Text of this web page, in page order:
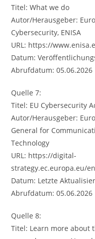
Titel: What we do
Autor/Herausgeber:
Cybersecurity, ENISA
URL: https://
Datum:
Abrufdatum: 05.06.2026
Quelle 7:
Titel: EU Cybersecurity
Autor/Herausgeber:
General for
Technology
URL: https://digital-
strategy.ec.europa.eu/
Datum: Letzte
Abrufdatum: 05.06.2026
Quelle 8:
Titel: Learn more about